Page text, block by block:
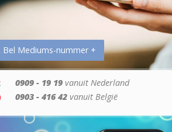
Bel Mediums-nummer +
0909 - 19 19 vanuit Nederland
0903 - 416 42 vanuit België